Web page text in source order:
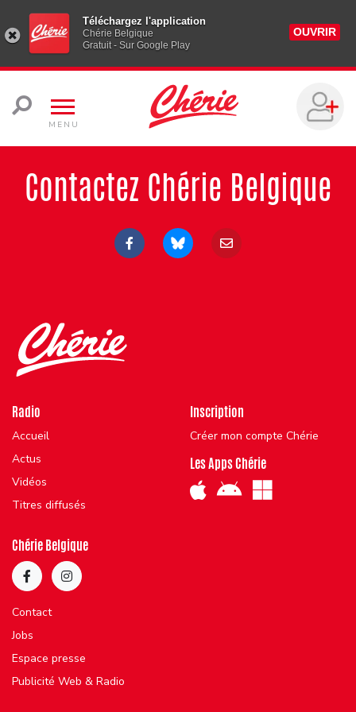
Téléchargez l'application
Chérie Belgique
Gratuit - Sur Google Play
OUVRIR
MENU
Contactez Chérie Belgique
Radio
Accueil
Actus
Vidéos
Titres diffusés
Inscription
Créer mon compte Chérie
Les Apps Chérie
Chérie Belgique
Contact
Jobs
Espace presse
Publicité Web & Radio